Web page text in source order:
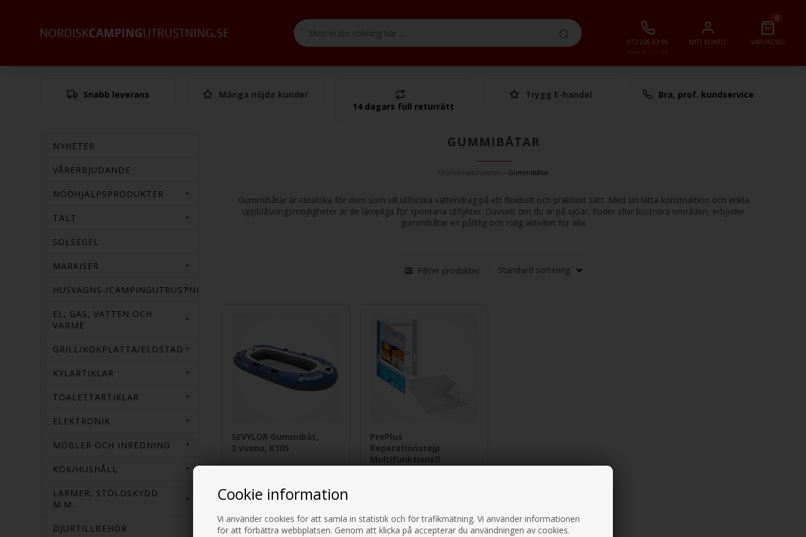
Cookie information
Vi använder cookies för att samla in statistik och för trafikmätning. Vi använder informationen
för att förbättra webbplatsen. Genom att klicka på accepterar du användningen av cookies.
Från kl 10 - 16
072-226 62 96 MITT KONTO
0
VARUKORG
Totalt 0,00 SEK
Snabb leverans
Många nöjda kunder
14 dagars full returrätt
Trygg E-handel Bra, prof. kundservice
NYHETER
VÅRERBJUDANDE
NÖDHJÄLPSPRODUKTER
TÄLT
SOLSEGEL
MARKISER
HUSVAGNS-/CAMPINGUTRUSTNING
EL, GAS, VATTEN OCH
VÄRME
GRILL/KOKPLATTA/ELDSTAD
KYLARTIKLAR
TOALETTARTIKLAR
ELEKTRONIK
MÖBLER OCH INREDNING
KÖK/HUSHÅLL
LARMER, STÖLDSKYDD
M.M.
DJURTILLBEHÖR
GUMMIBÅTAR
Utomhusaktiviteter Gummibåtar
Gummibåtar är idealiska för dem som vill utforska vattendrag på ett flexibelt och praktiskt sätt. Med sin lätta konstruktion och enkla
uppblåsningsmöjligheter är de lämpliga för spontana utflykter. Oavsett om du är på sjöar, floder eller kustnära områden, erbjuder
gummibåtar en pålitlig och rolig aktivitet för alla.
Filtrer produkter
SEVYLOR Gummibåt,
3 vuxna, K105
ProPlus
Reperationstejp
Multifunktionell
Sida 1/1